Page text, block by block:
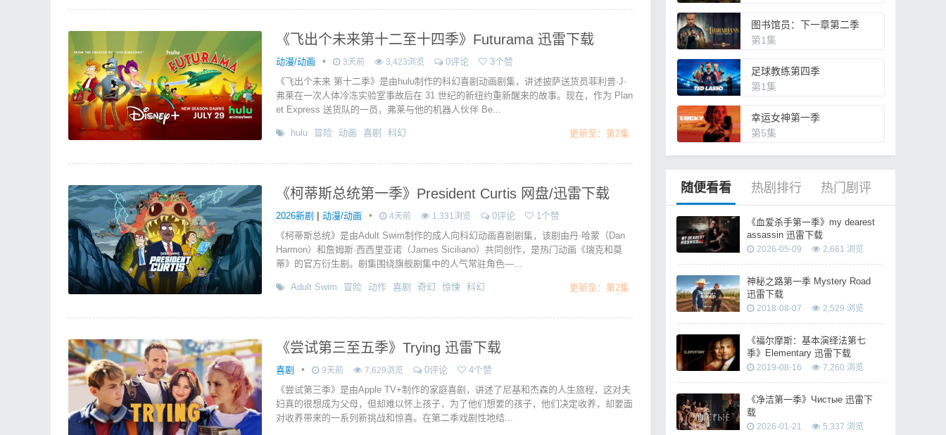
《飞出个未来第十二至十四季》Futurama 迅雷下载
动漫/动画 • 3天前 3,423浏览 0评论
3个赞
《飞出个未来 第十二季》是由hulu制作的科幻喜剧动画剧集，讲述披萨送货员菲利普·J·
弗莱在一次人体冷冻实验室事故后在 31 世纪的新纽约重新醒来的故事。现在，作为 Plan
et Express 送货队的一员，弗莱与他的机器人伙伴 Be...
hulu 冒险 动画 喜剧 科幻 更新至：第2集
《柯蒂斯总统第一季》President Curtis 网盘/迅雷下载
2026新剧 | 动漫/动画 • 4天前 1,331浏览 0评论
1个赞
《柯蒂斯总统》是由Adult Swim制作的成人向科幻动画喜剧剧集，该剧由丹·哈蒙（Dan
Harmon）和詹姆斯·西西里亚诺（James Siciliano）共同创作，是热门动画《瑞克和莫
蒂》的官方衍生剧。剧集围绕旗舰剧集中的人气常驻角色—...
Adult Swim 冒险 动作 喜剧 奇幻 惊悚 科幻 更新至：第2集
《尝试第三至五季》Trying 迅雷下载
喜剧 • 9天前 7,629浏览 0评论
4个赞
《尝试第三季》是由Apple TV+制作的家庭喜剧，讲述了尼基和杰森的人生旅程，这对夫
妇真的很想成为父母，但却难以怀上孩子，为了他们想要的孩子，他们决定收养，却要面
对收养带来的一系列新挑战和惊喜。在第二季戏剧性地结...
图书馆员：下一章第二季
第1集
足球教练第四季
第1集
幸运女神第一季
第5集
随便看看 热剧排行 热门剧评
《血爱杀手第一季》my dearest
assassin 迅雷下载
2026-05-09 2,661 浏览
神秘之路第一季 Mystery Road
迅雷下载
2018-08-07 2,529 浏览
《福尔摩斯：基本演绎法第七
季》Elementary 迅雷下载
2019-08-16 7,260 浏览
《净洁第一季》Чистые 迅雷下
载
2026-01-21 5,337 浏览